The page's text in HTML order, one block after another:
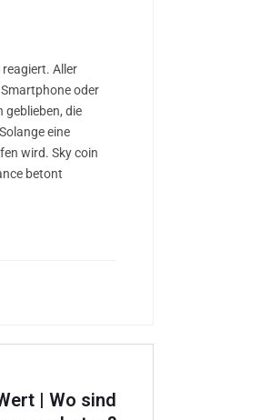
Aller
oder
geblieben, die
eine
wird. Sky coin
betont
| Wo sind